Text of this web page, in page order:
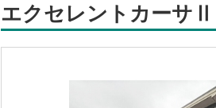
エクセレントカーサⅡ